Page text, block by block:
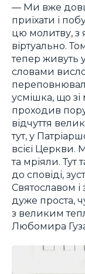
— Ми вже
приїхати і
цю молитву, з
віртуально.
тепер живуть
словами
усмішка, що зі
проходив
відчуття
тут, у
всієї
та мріяли. Тут
до сповіді,
Святославом і
дуже проста,
з великим
Любомира